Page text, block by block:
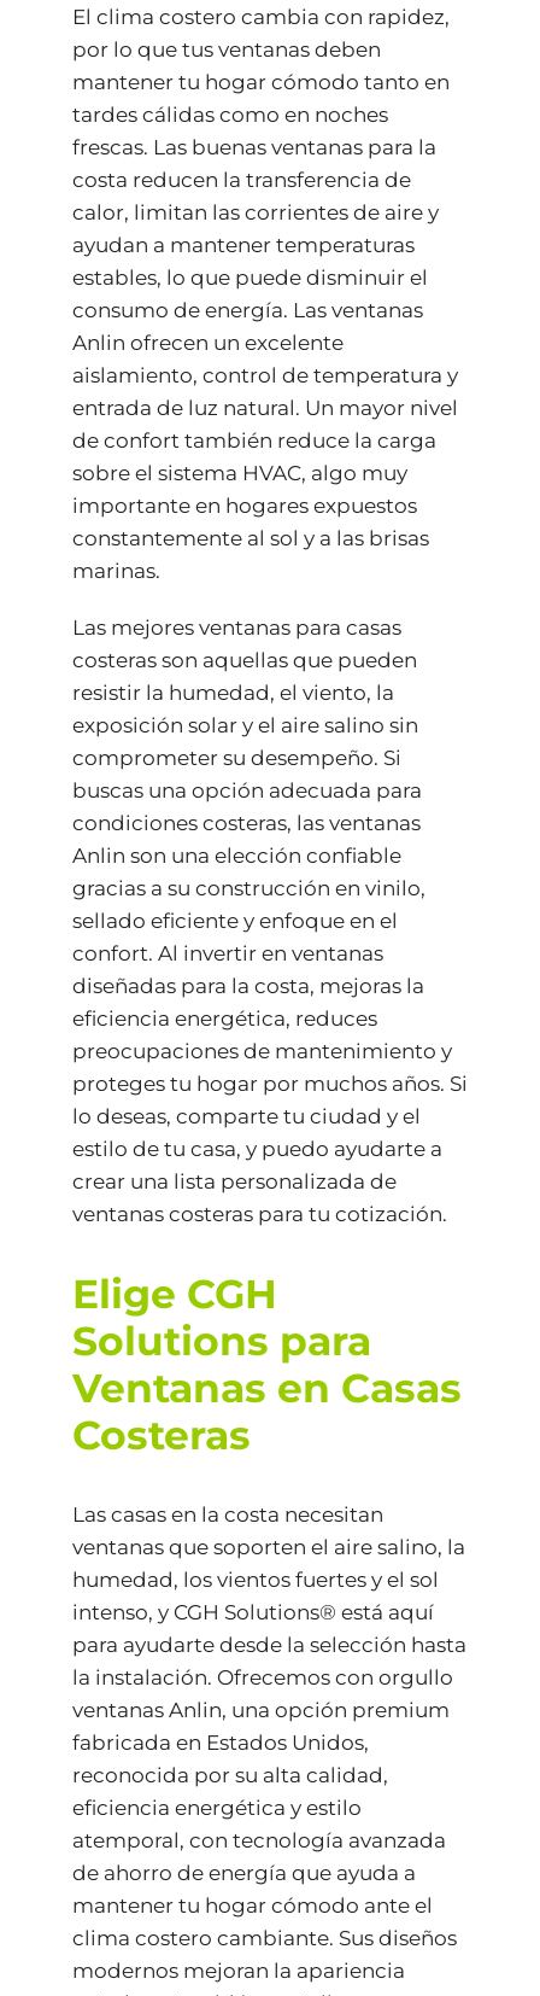
El clima costero cambia con rapidez,
por lo que tus ventanas deben
mantener tu hogar cómodo tanto en
tardes cálidas como en noches
frescas. Las buenas ventanas para la
costa reducen la transferencia de
calor, limitan las corrientes de aire y
ayudan a mantener temperaturas
estables, lo que puede disminuir el
consumo de energía. Las ventanas
Anlin ofrecen un excelente
aislamiento, control de temperatura y
entrada de luz natural. Un mayor nivel
de confort también reduce la carga
sobre el sistema HVAC, algo muy
importante en hogares expuestos
constantemente al sol y a las brisas
marinas.
Las mejores ventanas para casas
costeras son aquellas que pueden
resistir la humedad, el viento, la
exposición solar y el aire salino sin
comprometer su desempeño. Si
buscas una opción adecuada para
condiciones costeras, las ventanas
Anlin son una elección confiable
gracias a su construcción en vinilo,
sellado eficiente y enfoque en el
confort. Al invertir en ventanas
diseñadas para la costa, mejoras la
eficiencia energética, reduces
preocupaciones de mantenimiento y
proteges tu hogar por muchos años. Si
lo deseas, comparte tu ciudad y el
estilo de tu casa, y puedo ayudarte a
crear una lista personalizada de
ventanas costeras para tu cotización.
Elige CGH
Solutions para
Ventanas en Casas
Costeras
Las casas en la costa necesitan
ventanas que soporten el aire salino, la
humedad, los vientos fuertes y el sol
intenso, y CGH Solutions® está aquí
para ayudarte desde la selección hasta
la instalación. Ofrecemos con orgullo
ventanas Anlin, una opción premium
fabricada en Estados Unidos,
reconocida por su alta calidad,
eficiencia energética y estilo
atemporal, con tecnología avanzada
de ahorro de energía que ayuda a
mantener tu hogar cómodo ante el
clima costero cambiante. Sus diseños
modernos mejoran la apariencia